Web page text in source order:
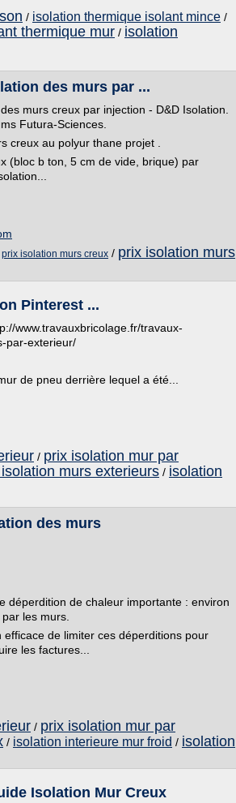
/ isolation thermique isolant mince /
thermique mur / isolation
des murs par ...
murs creux par injection - D&D Isolation.
Futura-Sciences.
creux au polyur thane projet .
(bloc b ton, 5 cm de vide, brique) par
prix isolation murs creux / prix isolation murs
Pinterest ...
www.travauxbricolage.fr/travaux-
par-exterieur/
de pneu derrière lequel a été...
/ prix isolation mur par
murs exterieurs / isolation
des murs
déperdition de chaleur importante : environ
les murs.
de limiter ces déperditions pour
les factures...
/ prix isolation mur par
/ isolation interieure mur froid / isolation
Isolation Mur Creux